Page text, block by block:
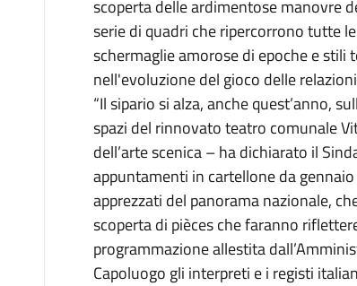
scoperta delle ardimentose manovre
serie di quadri che ripercorrono tutte
schermaglie amorose di epoche e
nell'evoluzione del gioco delle
“Il sipario si alza, anche quest’anno,
spazi del rinnovato teatro comunale
dell’arte scenica – ha dichiarato il
appuntamenti in cartellone da
apprezzati del panorama nazionale,
scoperta di pièces che faranno
programmazione allestita
Capoluogo gli interpreti e i registi